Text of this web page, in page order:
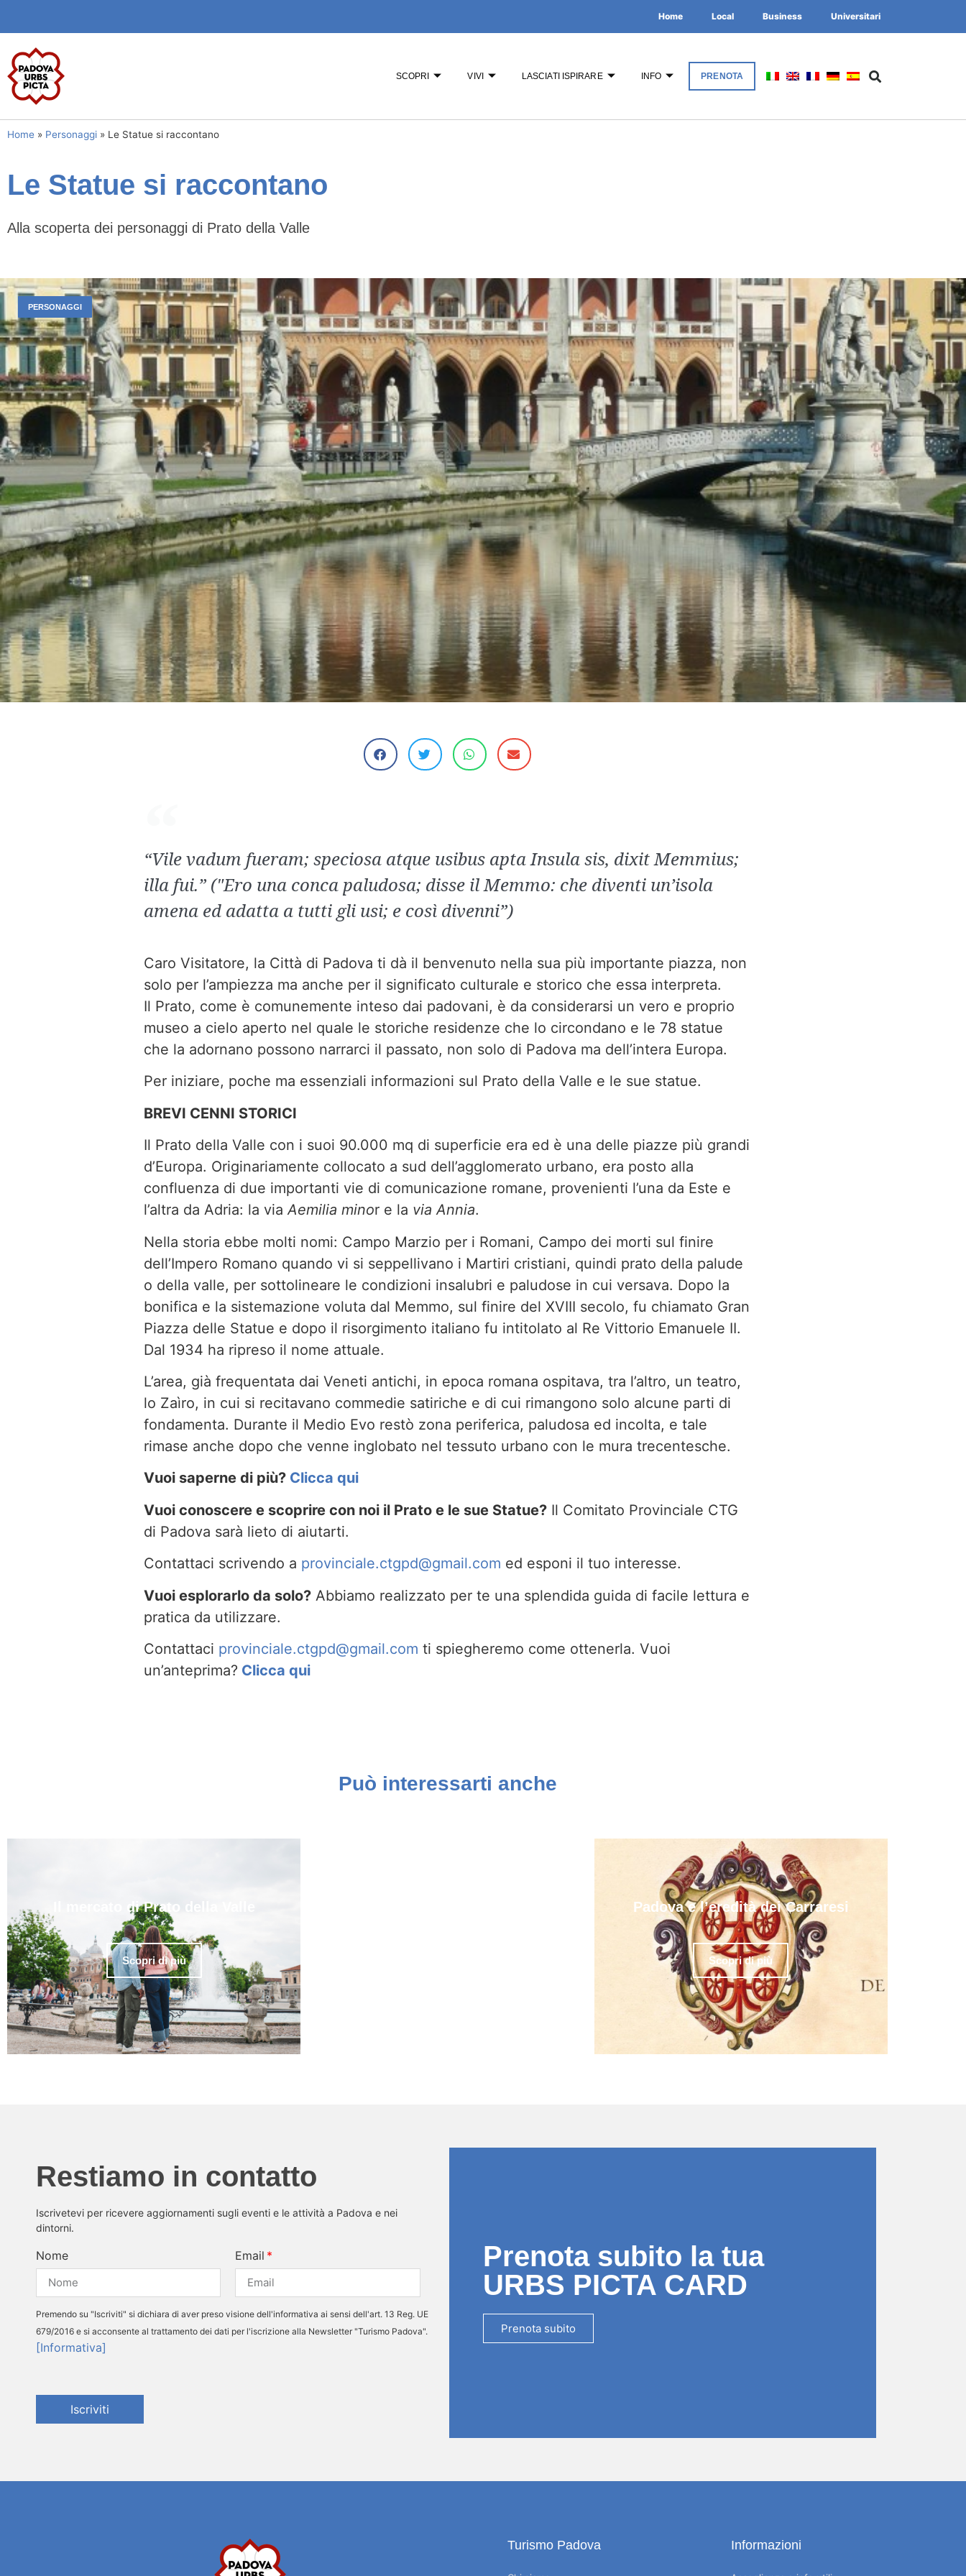
Home Local Business Universitari
SCOPRI VIVI LASCIATI ISPIRARE INFO PRENOTA
Home » Personaggi » Le Statue si raccontano
Le Statue si raccontano
Alla scoperta dei personaggi di Prato della Valle
PERSONAGGI
“Vile vadum fueram; speciosa atque usibus apta Insula sis, dixit Memmius;
illa fui.” ("Ero una conca paludosa; disse il Memmo: che diventi un’isola
amena ed adatta a tutti gli usi; e così divenni”)
Caro Visitatore, la Città di Padova ti dà il benvenuto nella sua più importante piazza, non
solo per l’ampiezza ma anche per il significato culturale e storico che essa interpreta.
Il Prato, come è comunemente inteso dai padovani, è da considerarsi un vero e proprio
museo a cielo aperto nel quale le storiche residenze che lo circondano e le 78 statue
che la adornano possono narrarci il passato, non solo di Padova ma dell’intera Europa.
Per iniziare, poche ma essenziali informazioni sul Prato della Valle e le sue statue.
BREVI CENNI STORICI
Il Prato della Valle con i suoi 90.000 mq di superficie era ed è una delle piazze più grandi
d’Europa. Originariamente collocato a sud dell’agglomerato urbano, era posto alla
confluenza di due importanti vie di comunicazione romane, provenienti l’una da Este e
l’altra da Adria: la viaAemilia minor e la via Annia.
Nella storia ebbe molti nomi: Campo Marzio per i Romani, Campo dei morti sul finire
dell’Impero Romano quando vi si seppellivano i Martiri cristiani, quindi prato della palude
o della valle, per sottolineare le condizioni insalubri e paludose in cui versava. Dopo la
bonifica e la sistemazione voluta dal Memmo, sul finire del XVIII secolo, fu chiamato Gran
Piazza delle Statue e dopo il risorgimento italiano fu intitolato al Re Vittorio Emanuele II.
Dal 1934 ha ripreso il nome attuale.
L’area, già frequentata dai Veneti antichi, in epoca romana ospitava, tra l’altro, un teatro,
lo Zaìro, in cui si recitavano commedie satiriche e di cui rimangono solo alcune parti di
fondamenta. Durante il Medio Evo restò zona periferica, paludosa ed incolta, e tale
rimase anche dopo che venne inglobato nel tessuto urbano con le mura trecentesche.
Vuoi saperne di più? Clicca qui
Vuoi conoscere e scoprire con noi il Prato e le sue Statue? Il Comitato Provinciale CTG
di Padova sarà lieto di aiutarti.
Contattaci scrivendo a provinciale.ctgpd@gmail.com ed esponi il tuo interesse.
Vuoi esplorarlo da solo? Abbiamo realizzato per te una splendida guida di facile lettura e
pratica da utilizzare.
Contattaci provinciale.ctgpd@gmail.com ti spiegheremo come ottenerla. Vuoi
un’anteprima? Clicca qui
Può interessarti anche
Il mercato di Prato della Valle
Scopri di più
Padova e l’eredità dei Carraresi
Scopri di più
Restiamo in contatto
Iscrivetevi per ricevere aggiornamenti sugli eventi e le attività a Padova e nei
dintorni.
Nome Email
Premendo su "Iscriviti" si dichiara di aver preso visione dell'informativa ai sensi dell'art. 13 Reg. UE
679/2016 e si acconsente al trattamento dei dati per l'iscrizione alla Newsletter "Turismo Padova".
[Informativa]
Iscriviti
Prenota subito la tua
URBS PICTA CARD
Prenota subito
Turismo Padova Informazioni